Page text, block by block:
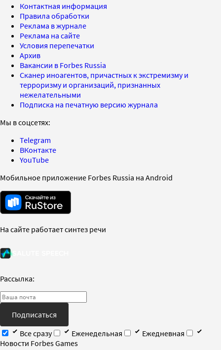
Контактная информация
Правила обработки
Реклама в журнале
Реклама на сайте
Условия перепечатки
Архив
Вакансии в Forbes Russia
Сканер иноагентов, причастных к экстремизму и
терроризму и организаций, признанных
нежелательными
Подписка на печатную версию журнала
Мы в соцсетях:
Telegram
ВКонтакте
YouTube
Мобильное приложение Forbes Russia на Android
На сайте работает синтез речи
Рассылка:
Подписаться
Все сразу
Еженедельная
Ежедневная
Новости Forbes Games